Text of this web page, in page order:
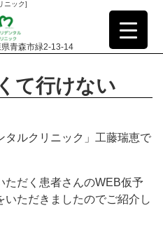
ニック]
青森市緑2-13-14
て行けない
タルクリニック」工藤瑞恵で
ただく患者さんのWEB仮予
ただきましたのでご紹介し